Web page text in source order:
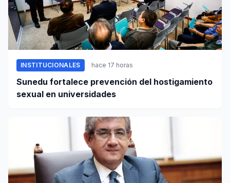
INSTITUCIONALES hace 17 horas
Sunedu fortalece prevención del hostigamiento
sexual en universidades